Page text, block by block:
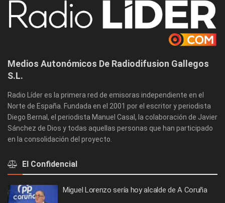
Medios Autonómicos De Radiodifusion Gallegos
S.L.
Radio Líder es la primera red de emisoras independiente en el
Norte de España. Fundada en el 2001 por el escritor y periodista
Diego Bernal, el periodista Manuel Casal, la colaboración de Javier
Sánchez de Dios y todas aquellas personas que han participado
en la consolidación del proyecto.
El Confidencial
Miguel Lorenzo sería hoy alcalde de A Coruña